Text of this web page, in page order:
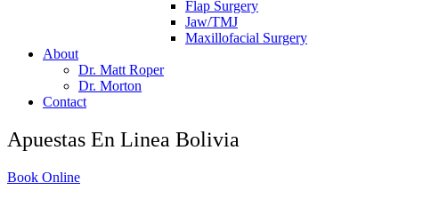
Flap Surgery
Jaw/TMJ
Maxillofacial Surgery
About
Dr. Matt Roper
Dr. Morton
Contact
Apuestas En Linea Bolivia
Book Online